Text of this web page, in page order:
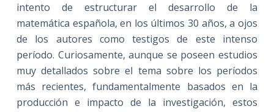
intento de estructurar el desarrollo de la
matemática española, en los últimos 30 años, a ojos
de los autores como testigos de este intenso
período. Curiosamente, aunque se poseen estudios
muy detallados sobre el tema sobre los períodos
más recientes, fundamentalmente basados en la
producción e impacto de la investigación, estos